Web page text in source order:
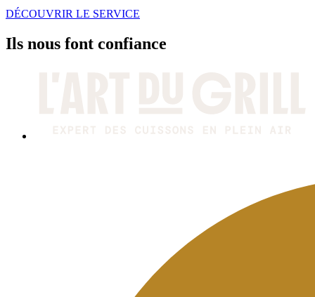
DÉCOUVRIR LE SERVICE
Ils nous font confiance